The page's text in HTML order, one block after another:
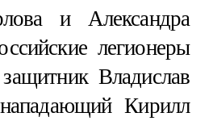
и Александра
легионеры
Владислав
Кирилл